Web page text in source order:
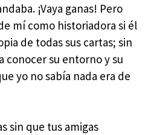
¡Vaya ganas! Pero
mí como historiadora si él
de todas sus cartas; sin
conocer su entorno y su
yo no sabía nada era de
sin que tus amigas